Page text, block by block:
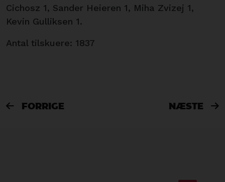
Cichosz 1, Sander Heieren 1, Miha Zvizej 1,
Kevin Gulliksen 1.
Antal tilskuere: 1837
 FORRIGE NÆSTE 